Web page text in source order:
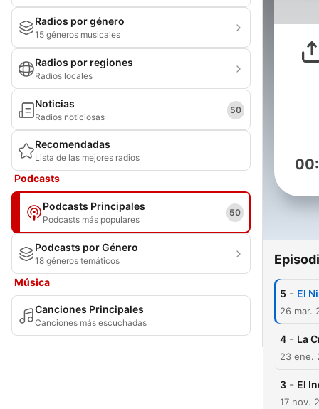
Radios por género
15 géneros musicales
Radios por regiones
Radios locales
Noticias
Radios noticiosas
50
Recomendadas
Lista de las mejores radios
Podcasts
Podcasts Principales
Podcasts más populares
50
Podcasts por Género
18 géneros temáticos
Música
Canciones Principales
Canciones más escuchadas
5 - El
26 mar.
4 - La
23 ene.
3 - El
17 nov.